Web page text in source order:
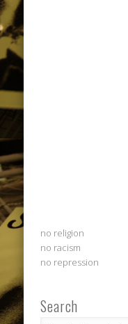
no religion
no racism
no repression
Search